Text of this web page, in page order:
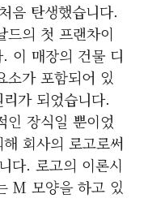
음 탄생했습니다.
드의 첫 프랜차이
이 매장의 건물 디
소가 포함되어 있
가 되었습니다.
인 장식일 뿐이었
회사의 로고로써
다. 로고의 이론시
M 모양을 하고 있